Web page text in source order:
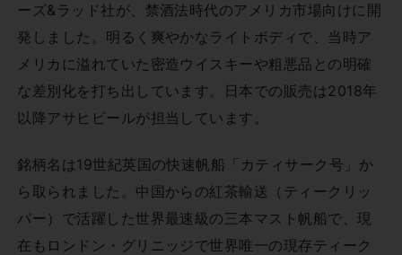
ーズ&ラッド社が、禁酒法時代のアメリカ市場向けに開
発しました。明るく爽やかなライトボディで、当時ア
メリカに溢れていた密造ウイスキーや粗悪品との明確
な差別化を打ち出しています。日本での販売は2018年
以降アサヒビールが担当しています。
銘柄名は19世紀英国の快速帆船「カティサーク号」か
ら取られました。中国からの紅茶輸送（ティークリッ
パー）で活躍した世界最速級の三本マスト帆船で、現
在もロンドン・グリニッジで世界唯一の現存ティーク